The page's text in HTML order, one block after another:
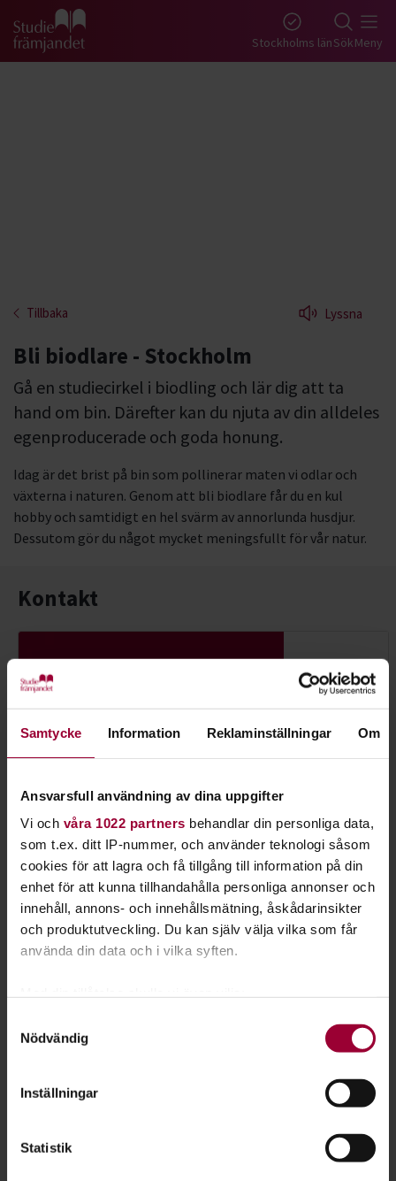
Samtycke Information Reklaminställningar Om
Ansvarsfull användning av dina uppgifter
Vi och våra 1022 partners behandlar din personliga data,
som t.ex. ditt IP-nummer, och använder teknologi såsom
cookies för att lagra och få tillgång till information på din
enhet för att kunna tillhandahålla personliga annonser och
innehåll, annons- och innehållsmätning, åskådarinsikter
och produktutveckling. Du kan själv välja vilka som får
använda din data och i vilka syften.
som kan ha en noggrannhet på upp till flera meter
Ta reda på mer om hur dina personliga uppgifter
Du kan ändra eller dra tillbaka ditt samtycke när som
Nödvändig
Inställningar
Statistik
Gå till studiefrämjandets startsida Stockholms länSökMeny
Tillbaka Lyssna
Bli biodlare - Stockholm
Gå en studiecirkel i biodling och lär dig att ta
hand om bin. Därefter kan du njuta av din alldeles
egenproducerade och goda honung.
Idag är det brist på bin som pollinerar maten vi odlar och
växterna i naturen. Genom att bli biodlare får du en kul
hobby och samtidigt en hel svärm av annorlunda husdjur.
Dessutom gör du något mycket meningsfullt för vår natur.
Kontakt
Lovisa Palmblad
Folkbildningsutvecklare, Profilområdesansvarig Djur
Skicka e-post